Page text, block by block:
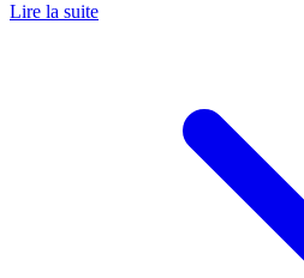
Lire la suite